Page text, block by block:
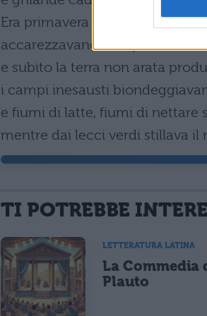
Era primavera eterna: con soffi
accarezzavano tranquilli i fiori
e subito la terra non arata
i campi inesausti
e fiumi di latte, fiumi di nettare
mentre dai lecci verdi stillava il
TI POTREBBE
LETTERATURA LATINA
La Commedia
Plauto